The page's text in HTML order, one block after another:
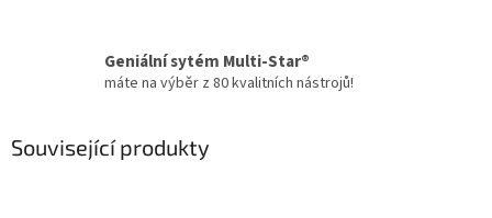
Geniální sytém Multi-Star®
máte na výběr z 80 kvalitních nástrojů!
Související produkty